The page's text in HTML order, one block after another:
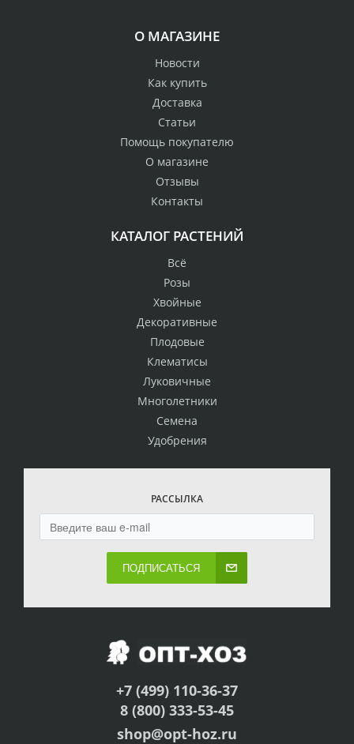
О МАГАЗИНЕ
Новости
Как купить
Доставка
Статьи
Помощь покупателю
О магазине
Отзывы
Контакты
КАТАЛОГ РАСТЕНИЙ
Всё
Розы
Хвойные
Декоративные
Плодовые
Клематисы
Луковичные
Многолетники
Семена
Удобрения
РАССЫЛКА
ПОДПИСАТЬСЯ
+7 (499) 110-36-37
8 (800) 333-53-45
shop@opt-hoz.ru